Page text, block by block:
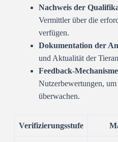
Nachweis der
Vermittler über die
verfügen.
Dokumentation der
und Aktualität der
Feedback-
Nutzerbewertungen,
überwachen.
Verifizierungsstufe